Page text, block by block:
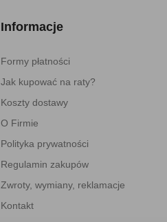
Informacje
Formy płatności
Jak kupować na raty?
Koszty dostawy
O Firmie
Polityka prywatności
Regulamin zakupów
Zwroty, wymiany, reklamacje
Kontakt